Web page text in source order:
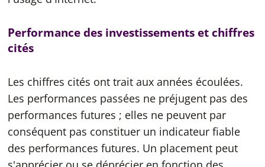
Performance des investissements et chiffres
cités
Les chiffres cités ont trait aux années écoulées.
Les performances passées ne préjugent pas des
performances futures ; elles ne peuvent par
conséquent pas constituer un indicateur fiable
des performances futures. Un placement peut